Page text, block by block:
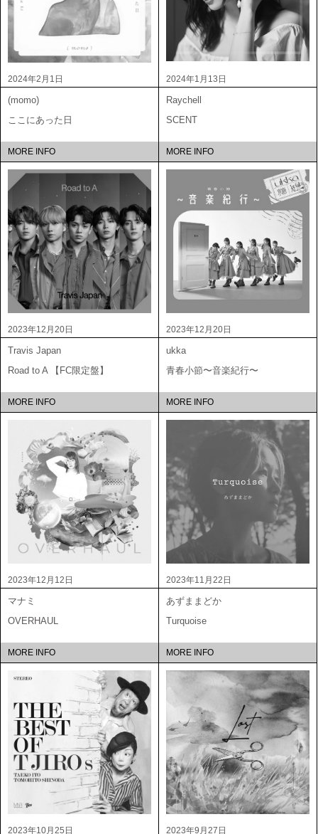
2024年2月1日
(momo)
ここにあった日
MORE INFO
2024年1月13日
Raychell
SCENT
MORE INFO
2023年12月20日
Travis Japan
Road to A 【FC限定盤】
MORE INFO
2023年12月20日
ukka
青春小節〜音楽紀行〜
MORE INFO
2023年12月12日
マナミ
OVERHAUL
MORE INFO
2023年11月22日
あずままどか
Turquoise
MORE INFO
2023年10月25日 2023年9月27日